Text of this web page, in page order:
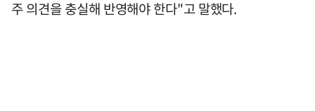
주 의견을 충실해 반영해야 한다"고 말했다.